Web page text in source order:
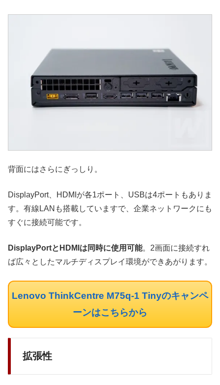
背面にはさらにぎっしり。
DisplayPort、HDMIが各1ポート、USBは4ポートもありま
す。有線LANも搭載していますで、企業ネットワークにも
すぐに接続可能です。
DisplayPortとHDMIは同時に使用可能。2画面に接続すれ
ば広々としたマルチディスプレイ環境ができあがります。
Lenovo ThinkCentre M75q-1 Tinyのキャンペ
ーンはこちらから
拡張性